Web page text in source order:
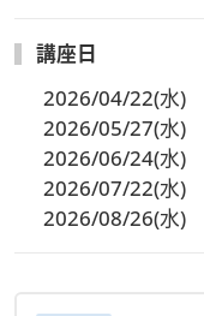
講座日
2026/04/22(水)
2026/05/27(水)
2026/06/24(水)
2026/07/22(水)
2026/08/26(水)